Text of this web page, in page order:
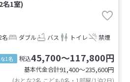
名1室)
名 ダブル バス トイレ 禁煙
1名 税込45,700～117,800円
基本代金合計91,400〜235,600円
(おとな2名 こども0名・1部屋/1泊2日)